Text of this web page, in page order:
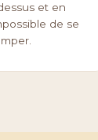
et en
de se